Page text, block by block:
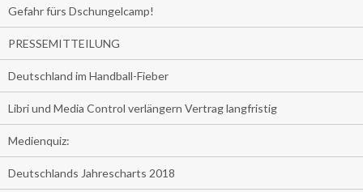
Gefahr fürs Dschungelcamp!
PRESSEMITTEILUNG
Deutschland im Handball-Fieber
Libri und Media Control verlängern Vertrag langfristig
Medienquiz:
Deutschlands Jahrescharts 2018